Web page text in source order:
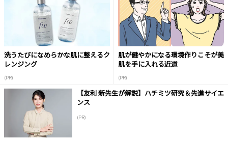
洗うたびになめらかな肌に整えるク
レンジング
(PR)
肌が健やかになる環境作りこそが美
肌を手に入れる近道
(PR)
【友利 新先生が解説】ハチミツ研究＆先進サイエ
ンス
(PR)